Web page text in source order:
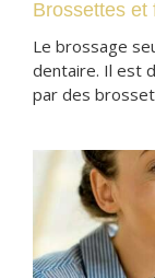
Le brossage
dentaire. Il est
par des